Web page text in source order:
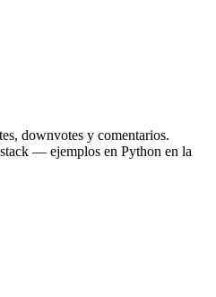
downvotes y comentarios.
— ejemplos en Python en la